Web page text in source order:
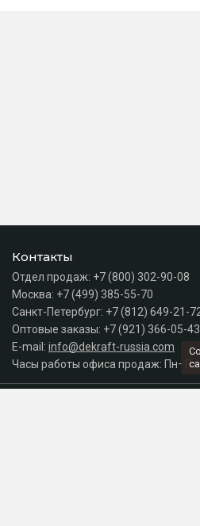
Контакты
Отдел продаж: +7 (800) 302-90-08
Москва: +7 (499) 385-55-70
Санкт-Петербург: +7 (812) 649-21-
Оптовые заказы: +7 (921) 366-05-43
E-mail: info@dekraft-russia.com
Часы работы офиса продаж: Пн–Пт